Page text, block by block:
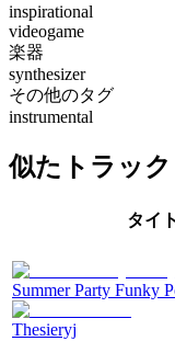
inspirational
videogame
楽器
synthesizer
その他のタグ
instrumental
似たトラック
タイ
Summer Party Funky
Thesieryj